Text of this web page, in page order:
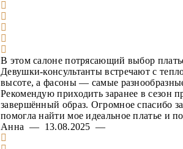
В этом салоне потрясающий выбор
Девушки-консультанты встречают с
высоте, а фасоны — самые
Рекомендую приходить заранее в сезон
завершённый образ. Огромное спасибо
помогла найти мое идеальное платье и
Анна — 13.08.2025 —